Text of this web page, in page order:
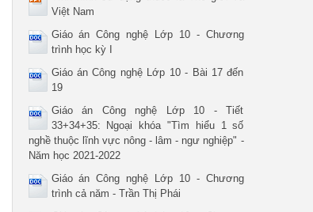
Việt Nam
Giáo án Công nghệ Lớp 10 - Chương
trình học kỳ I
Giáo án Công nghệ Lớp 10 - Bài 17 đến
19
Giáo án Công nghệ Lớp 10 - Tiết
33+34+35: Ngoại khóa "Tìm hiểu 1 số
nghề thuộc lĩnh vực nông - lâm - ngư nghiệp" -
Năm học 2021-2022
Giáo án Công nghệ Lớp 10 - Chương
trình cả năm - Trần Thị Phái